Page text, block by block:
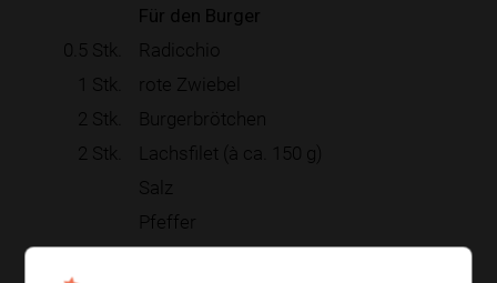
Für den Burger
0.5 Stk.
Radicchio
1 Stk.
rote Zwiebel
2 Stk.
Burgerbrötchen
2 Stk.
Lachsfilet (à ca. 150 g)
Salz
Pfeffer
Zitronensaft